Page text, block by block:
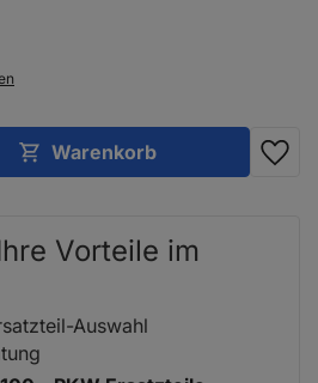
Warenkorb
Vorteile im
Auswahl